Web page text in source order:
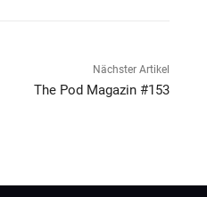
Nächster Artikel
The Pod Magazin #153